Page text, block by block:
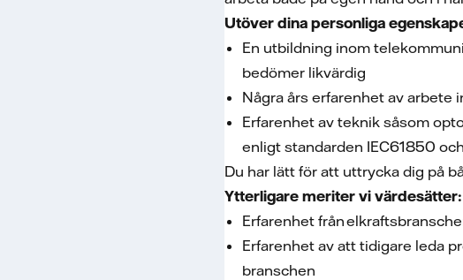
Utöver dina personliga
En utbildning inom
bedömer likvärdig
Några års erfarenhet av arbete
Erfarenhet av teknik såsom
enligt standarden IEC61850
Du har lätt för att uttrycka dig på
Ytterligare meriter vi värdesätter:
Erfarenhet från
Erfarenhet av att tidigare leda
branschen